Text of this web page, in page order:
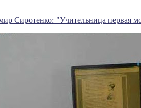
Сиротенко: "Учительница первая